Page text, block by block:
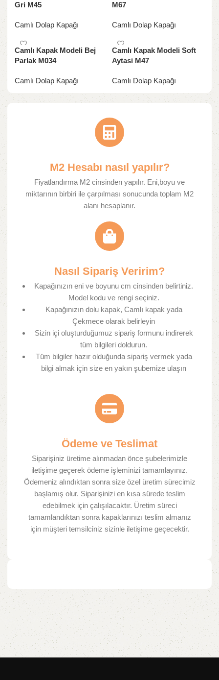
Gri M45
Camlı Dolap Kapağı
M67
Camlı Dolap Kapağı
Camlı Kapak Modeli Bej
Parlak M034
Camlı Dolap Kapağı
Camlı Kapak Modeli Soft
Aytasi M47
Camlı Dolap Kapağı
M2 Hesabı nasıl yapılır?
Fiyatlandırma M2 cinsinden yapılır. Eni,boyu ve
miktarının birbiri ile çarpılması sonucunda toplam M2
alanı hesaplanır.​
Nasıl Sipariş Veririm?​
Kapağınızın eni ve boyunu cm cinsinden belirtiniz.
Model kodu ve rengi seçiniz.
Kapağınızın dolu kapak, Camlı kapak yada
Çekmece olarak belirleyin
Sizin içi oluşturduğumuz sipariş formunu indirerek
tüm bilgileri doldurun.
Tüm bilgiler hazır olduğunda sipariş vermek yada
bilgi almak için size en yakın şubemize ulaşın
Ödeme ve Teslimat​
Siparişiniz üretime alınmadan önce şubelerimizle
iletişime geçerek ödeme işleminizi tamamlayınız.
Ödemeniz alındıktan sonra size özel üretim sürecimiz
başlamış olur. Siparişinizi en kısa sürede teslim
edebilmek için çalışılacaktır. Üretim süreci
tamamlandıktan sonra kapaklarınızı teslim almanız
için müşteri temsilciniz sizinle iletişime geçecektir.​